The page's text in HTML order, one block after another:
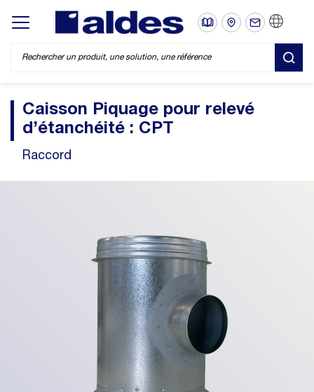
Display/hide main menu
Caisson Piquage pour relevé
d’étanchéité : CPT
Raccord